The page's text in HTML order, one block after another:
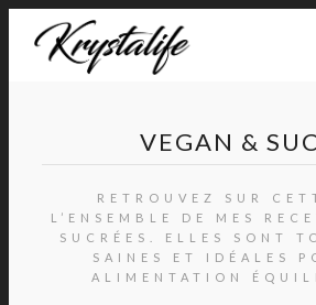
VEGAN &
RETROUVEZ SUR
L’ENSEMBLE DE MES
SUCRÉES. ELLES SONT
SAINES ET IDÉALES
ALIMENTATION